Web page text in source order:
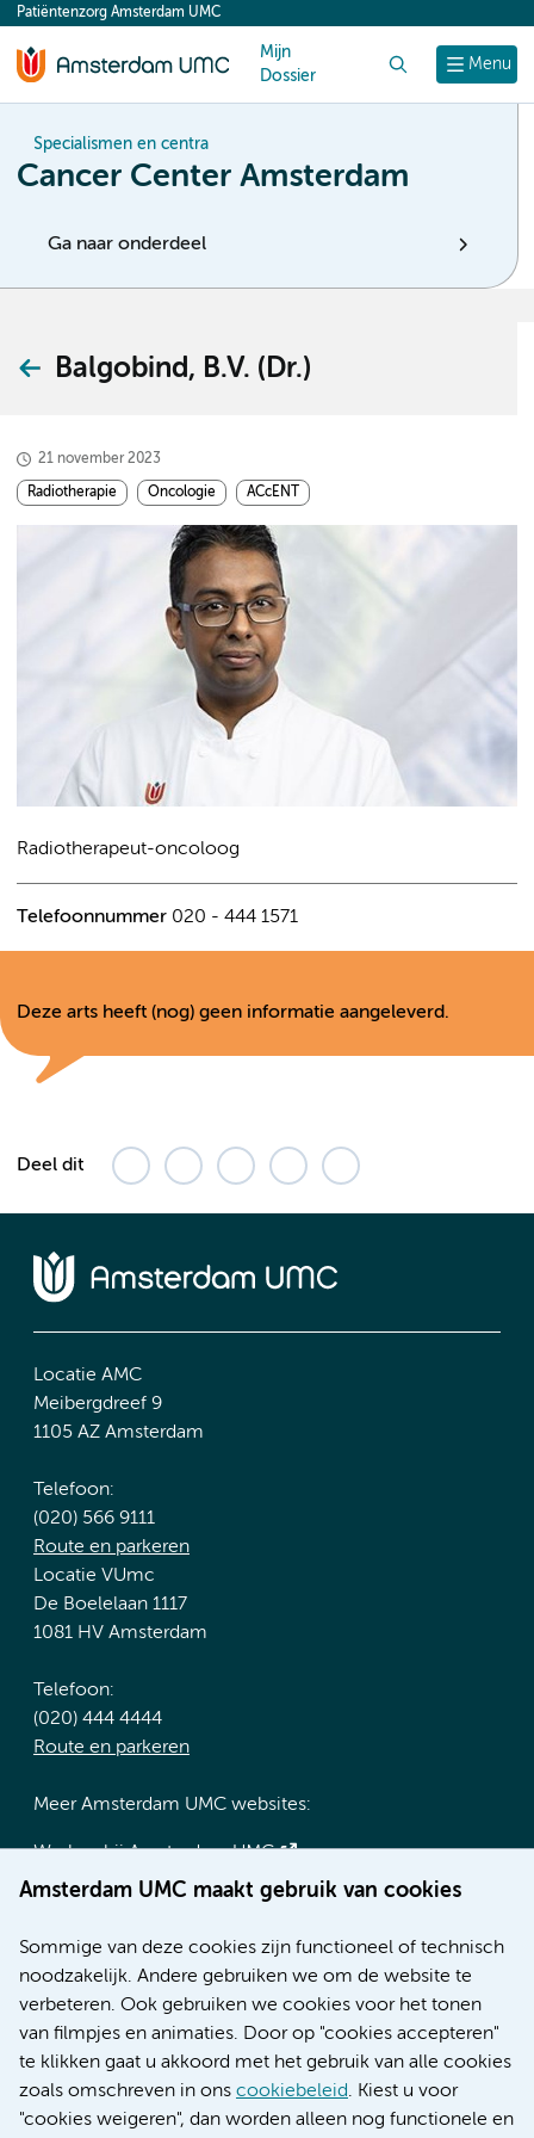
content
Menu
Patiëntenzorg Amsterdam UMC
Mijn
Dossier
Specialismen en centra
Cancer Center Amsterdam
Ga naar onderdeel
Balgobind, B.V. (Dr.)
21 november 2023
Radiotherapie Oncologie ACcENT
Radiotherapeut-oncoloog
Telefoonnummer 020 - 444 1571
Deze arts heeft (nog) geen informatie aangeleverd.
Deel dit
Amsterdam UMC maakt gebruik van cookies
Sommige van deze cookies zijn functioneel of technisch
noodzakelijk. Andere gebruiken we om de website te
verbeteren. Ook gebruiken we cookies voor het tonen
van filmpjes en animaties. Door op "cookies accepteren"
te klikken gaat u akkoord met het gebruik van alle cookies
zoals omschreven in ons cookiebeleid. Kiest u voor
"cookies weigeren", dan worden alleen nog functionele en
Locatie AMC
Meibergdreef 9
1105 AZ Amsterdam
Telefoon:
(020) 566 9111
Route en parkeren
Locatie VUmc
De Boelelaan 1117
1081 HV Amsterdam
Telefoon:
(020) 444 4444
Route en parkeren
Meer Amsterdam UMC websites:
Werken bij Amsterdam UMC
Over Amsterdam UMC
Research
Educatie locatie AMC
Educatie locatie VUmc
Verwijzen & diagnostiek